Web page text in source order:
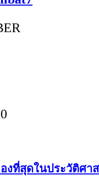
งที่สุดในประวัติศา